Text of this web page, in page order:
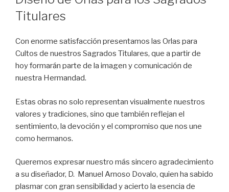
Titulares
Con enorme satisfacción presentamos las Orlas para
Cultos de nuestros Sagrados Titulares, que a partir de
hoy formarán parte de la imagen y comunicación de
nuestra Hermandad.
Estas obras no solo representan visualmente nuestros
valores y tradiciones, sino que también reflejan el
sentimiento, la devoción y el compromiso que nos une
como hermanos.
Queremos expresar nuestro más sincero agradecimiento
a su diseñador, D. Manuel Arnoso Dovalo, quien ha sabido
plasmar con gran sensibilidad y acierto la esencia de